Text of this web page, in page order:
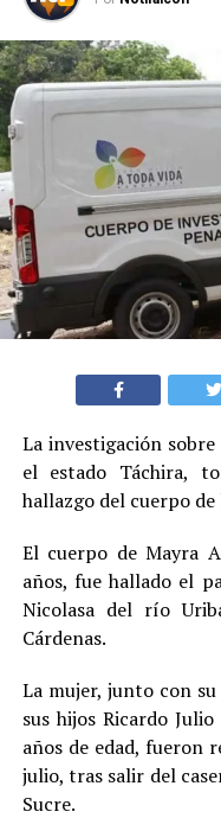
La investigación
el estado Táchira,
hallazgo del cuerpo
El cuerpo de Mayra
años, fue hallado el
Nicolasa del río
Cárdenas.
La mujer, junto con su
sus hijos Ricardo
años de edad, fueron
julio, tras salir del
Sucre.